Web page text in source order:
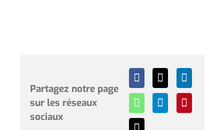
Partagez notre page
sur les réseaux
sociaux